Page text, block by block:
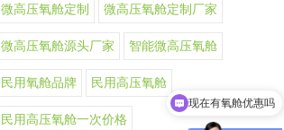
微高压氧舱定制 微高压氧舱定制厂家
微高压氧舱源头厂家 智能微高压氧舱
民用氧舱品牌 民用高压氧舱
民用高压氧舱一次价格
现在有氧舱优惠吗